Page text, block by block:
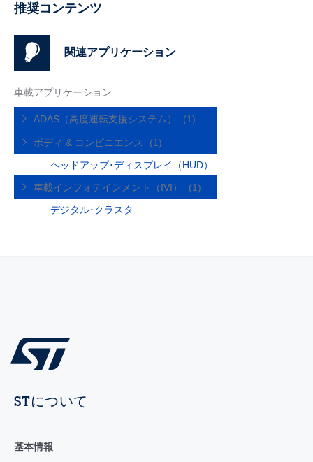
推奨コンテンツ
関連アプリケーション
車載アプリケーション
ADAS（高度運転支援システム） (1)
ボディ & コンビニエンス
(1)
ヘッドアップ･ディスプレイ（HUD）
車載インフォテインメント（IVI）
(1)
デジタル･クラスタ
STについて
基本情報